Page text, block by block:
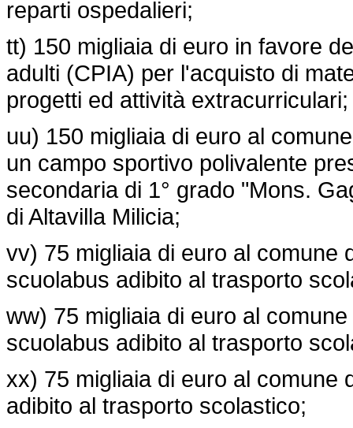
reparti ospedalieri;
tt) 150 migliaia di euro in favore
adulti (CPIA) per l'acquisto di
progetti ed attività extracurriculari;
uu) 150 migliaia di euro al
un campo sportivo polivalente
secondaria di 1° grado "Mons.
di Altavilla Milicia;
vv) 75 migliaia di euro al comune
scuolabus adibito al trasporto
ww) 75 migliaia di euro al
scuolabus adibito al trasporto
xx) 75 migliaia di euro al comune
adibito al trasporto scolastico;